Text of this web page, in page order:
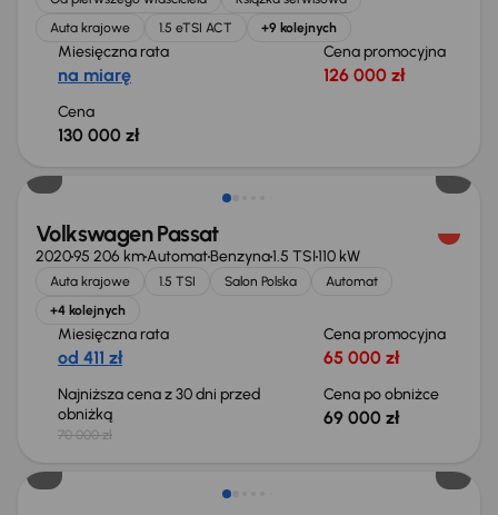
Auta krajowe
1.5 eTSI ACT +9 kolejnych
Miesięczna rata
na miarę
Cena promocyjna
126 000 zł
Cena
130 000 zł
Volkswagen Passat
202095 206 kmAutomatBenzyna1.5 TSI110 kW
Auta krajowe 1.5 TSI Salon Polska
Automat
+4 kolejnych
Miesięczna rata
od 411 zł
Cena promocyjna
65 000 zł
Najniższa cena z 30 dni przed
obniżką
70 000 zł
Cena po obniżce
69 000 zł
Taniej o 2 000 zł